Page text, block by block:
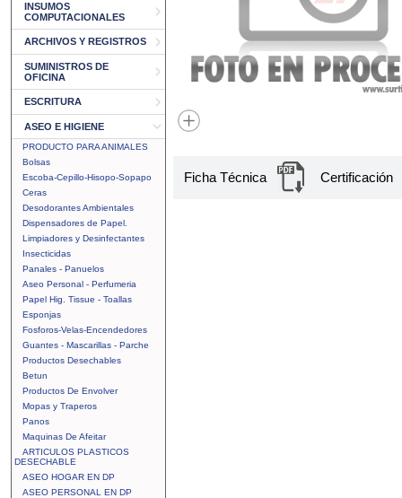
INSUMOS
COMPUTACIONALES
ARCHIVOS Y REGISTROS
SUMINISTROS DE
OFICINA
ESCRITURA
ASEO E HIGIENE
PRODUCTO PARA ANIMALES
Bolsas
Escoba-Cepillo-Hisopo-Sopapo
Ceras
Desodorantes Ambientales
Dispensadores de Papel.
Limpiadores y Desinfectantes
Insecticidas
Panales - Panuelos
Aseo Personal - Perfumeria
Papel Hig. Tissue - Toallas
Esponjas
Fosforos-Velas-Encendedores
Guantes - Mascarillas - Parche
Productos Desechables
Betun
Productos De Envolver
Mopas y Traperos
Panos
Maquinas De Afeitar
ARTICULOS PLASTICOS
DESECHABLE
ASEO HOGAR EN DP
ASEO PERSONAL EN DP
Ficha Técnica Certificación